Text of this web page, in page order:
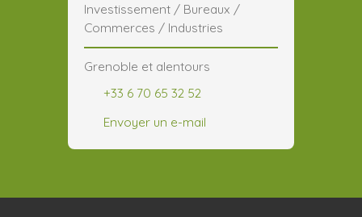
Investissement / Bureaux /
Commerces / Industries
Grenoble et alentours
+33 6 70 65 32 52
Envoyer un e-mail